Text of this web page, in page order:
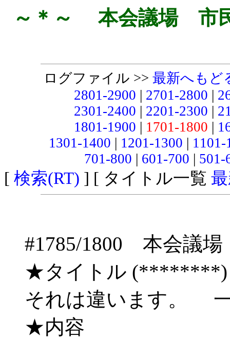
～＊～ 本会議場 市
ログファイル >> 最新へもど
2801-2900 | 2701-2800 |
2301-2400 | 2201-2300 |
1801-1900 | 1701-1800 |
1301-1400 | 1201-1300 |
701-800 | 601-700 |
[ 検索(RT) ] [ タイトル一覧
#1785/1800 本会
★タイトル (********)
それは違います。
★内容